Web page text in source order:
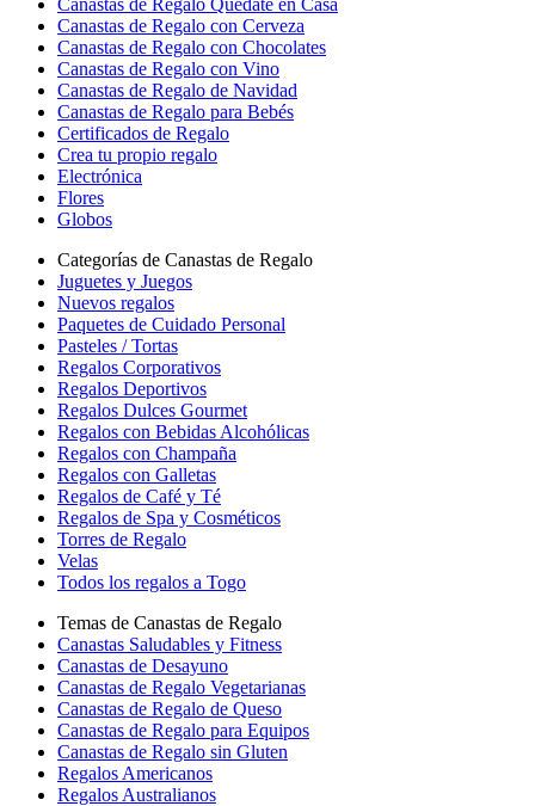
Canastas de Regalo Quédate en Casa
Canastas de Regalo con Cerveza
Canastas de Regalo con Chocolates
Canastas de Regalo con Vino
Canastas de Regalo de Navidad
Canastas de Regalo para Bebés
Certificados de Regalo
Crea tu propio regalo
Electrónica
Flores
Globos
Categorías de Canastas de Regalo
Juguetes y Juegos
Nuevos regalos
Paquetes de Cuidado Personal
Pasteles / Tortas
Regalos Corporativos
Regalos Deportivos
Regalos Dulces Gourmet
Regalos con Bebidas Alcohólicas
Regalos con Champaña
Regalos con Galletas
Regalos de Café y Té
Regalos de Spa y Cosméticos
Torres de Regalo
Velas
Todos los regalos a Togo
Temas de Canastas de Regalo
Canastas Saludables y Fitness
Canastas de Desayuno
Canastas de Regalo Vegetarianas
Canastas de Regalo de Queso
Canastas de Regalo para Equipos
Canastas de Regalo sin Gluten
Regalos Americanos
Regalos Australianos